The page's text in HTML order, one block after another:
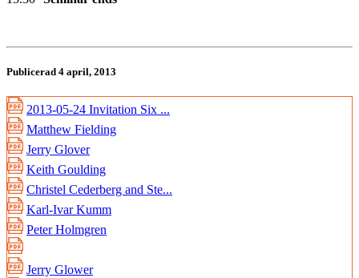
Publicerad 4 april, 2013
2013-05-24 Invitation Six ...
Matthew Fielding
Jerry Glover
Keith Goulding
Christel Cederberg and Ste...
Karl-Ivar Kumm
Peter Holmgren
Jerry Glower